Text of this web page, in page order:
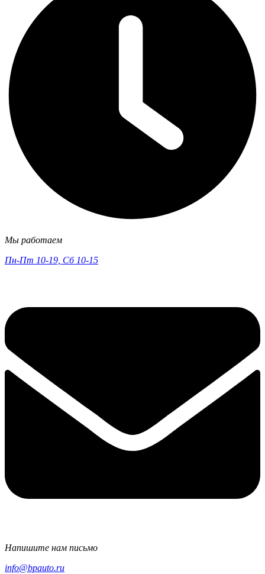
Мы работаем
Пн-Пт 10-19, Сб 10-15
Напишите нам письмо
info@bpauto.ru